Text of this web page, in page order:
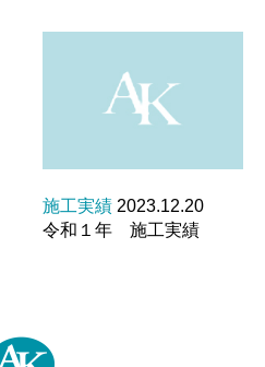
施工実績 2023.12.20
令和１年 施工実績